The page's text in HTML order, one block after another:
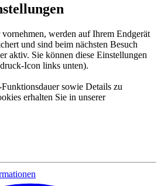
werden auf Ihrem Endgerät
und sind beim nächsten Besuch
aktiv. Sie können diese Einstellungen
Icon links unten).
sowie Details zu
erhalten Sie in unserer